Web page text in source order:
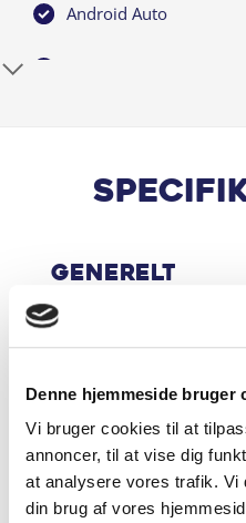
Denne hjemmeside bruger
Vi bruger cookies til at
annoncer, til at vise dig
at analysere vores trafik. Vi
din brug af vores
Android Auto
Automatgear
Bagagerumsdækken
Blindvinkelassistent
Bluetooth
DAB radio
Generelt
Økonomi